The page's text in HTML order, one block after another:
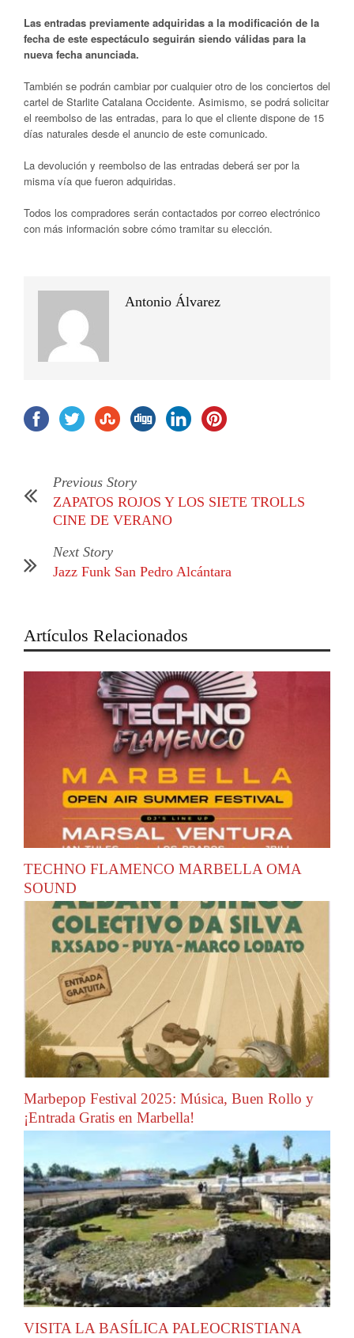
Las entradas previamente adquiridas a la modificación de la
fecha de este espectáculo seguirán siendo válidas para la
nueva fecha anunciada.
También se podrán cambiar por cualquier otro de los conciertos del
cartel de Starlite Catalana Occidente. Asimismo, se podrá solicitar
el reembolso de las entradas, para lo que el cliente dispone de 15
días naturales desde el anuncio de este comunicado.
La devolución y reembolso de las entradas deberá ser por la
misma vía que fueron adquiridas.
Todos los compradores serán contactados por correo electrónico
con más información sobre cómo tramitar su elección.
Antonio Álvarez
Previous Story
ZAPATOS ROJOS Y LOS SIETE TROLLS
CINE DE VERANO
Next Story
Jazz Funk San Pedro Alcántara
Artículos Relacionados
TECHNO FLAMENCO MARBELLA OMA
SOUND
Marbepop Festival 2025: Música, Buen Rollo y
¡Entrada Gratis en Marbella!
VISITA LA BASÍLICA PALEOCRISTIANA